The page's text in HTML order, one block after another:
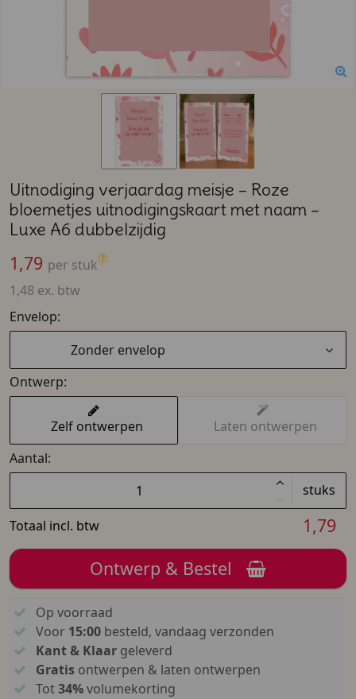
Uitnodiging verjaardag meisje – Roze
bloemetjes uitnodigingskaart met naam –
Luxe A6 dubbelzijdig
1,79 per stuk
1,48 ex. btw
Envelop:
Zonder envelop
Ontwerp:
Zelf ontwerpen
Laten ontwerpen
Aantal:
stuks
Totaal incl. btw
1,79
Ontwerp & Bestel
Op voorraad
Voor 15:00besteld, vandaag verzonden
Kant & Klaargeleverd
Gratisontwerpen & laten ontwerpen
Tot34%volumekorting